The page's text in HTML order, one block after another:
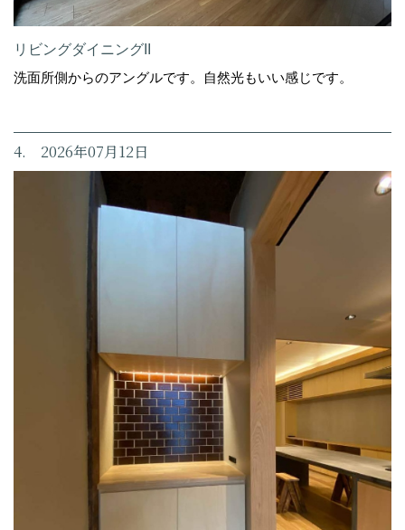
リビングダイニングII
洗面所側からのアングルです。自然光もいい感じです。
4. 2026年07月12日